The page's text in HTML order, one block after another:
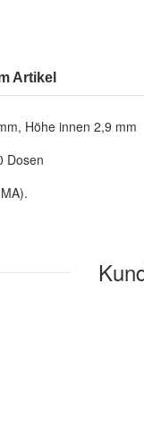
Artikel
Höhe innen 2,9 mm
Dosen